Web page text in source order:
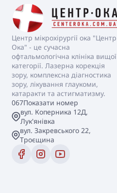
Центр мікрохірургії ока "Центр
Ока" - це сучасна
офтальмологічна клініка вищої
категорії. Лазерна корекція
зору, комплексна діагностика
зору, лікування глаукоми,
катаракти та астигматизму.
067Показати номер
вул. Коперника 12Д,
Лук'янівка
вул. Закревського 22,
Троєщина